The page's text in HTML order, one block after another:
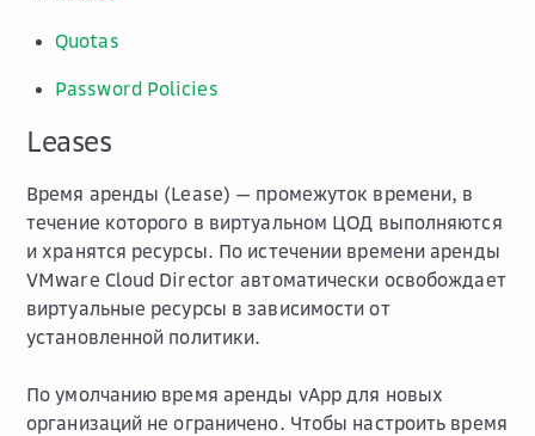
Quotas
Password Policies
Leases
Время аренды (Lease) — промежуток времени, в
течение которого в виртуальном ЦОД выполняются
и хранятся ресурсы. По истечении времени аренды
VMware Cloud Director автоматически освобождает
виртуальные ресурсы в зависимости от
установленной политики.
По умолчанию время аренды vApp для новых
организаций не ограничено. Чтобы настроить время